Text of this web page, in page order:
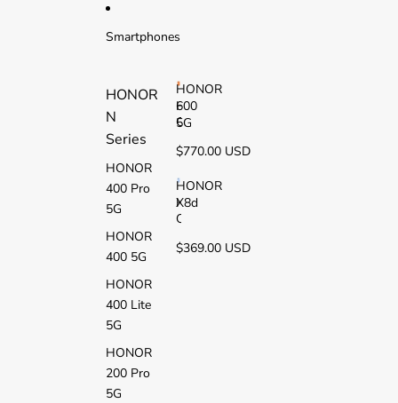
Smartphones
HONOR
N
Series
HONOR
400 Pro
5G
HONOR
400 5G
HONOR
400 Lite
5G
HONOR
200 Pro
5G
HONOR
600
5G
H
O
O
6
0
0
G
$770.00 USD
HONOR
X8d
H
O
O
$369.00 USD